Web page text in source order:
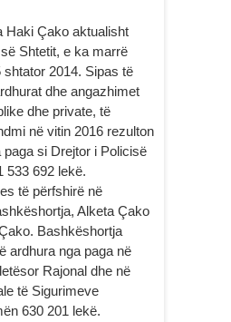
Haki Çako aktualisht
Shtetit, e ka marrë
2014. Sipas të
dhe angazhimet
dhe private, të
në vitin 2016 rezulton
paga si Drejtor i Policisë
533 692 lekë.
të përfshirë në
Alketa Çako
Bashkëshortja
ardhura nga paga në
Rajonal dhe në
të Sigurimeve
630 201 lekë.